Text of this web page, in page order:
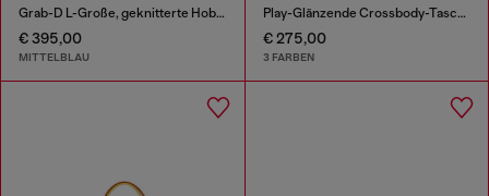
Grab-D L-Große, geknitterte Hobo-Tasche aus behandeltem Denim
€ 395,00
MITTELBLAU
Play-Glänzende Crossbody-Tasche
€ 275,00
3 FARBEN